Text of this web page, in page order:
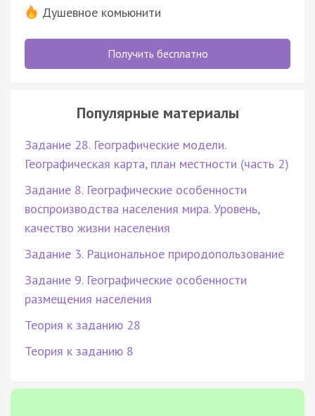
Душевное комьюнити
Получить бесплатно
Популярные материалы
Задание 28. Географические модели.
Географическая карта, план местности (часть 2)
Задание 8. Географические особенности
воспроизводства населения мира. Уровень,
качество жизни населения
Задание 3. Рациональное природопользование
Задание 9. Географические особенности
размещения населения
Теория к заданию 28
Теория к заданию 8